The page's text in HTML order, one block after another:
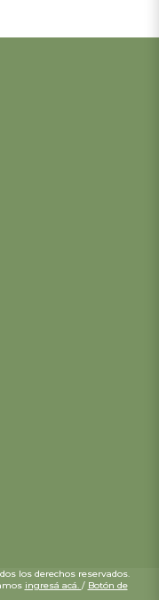
los derechos reservados.
ingresá acá. / Botón de